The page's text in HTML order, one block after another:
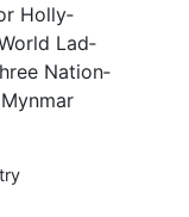
Hol­ly­
Lad­
Nation­